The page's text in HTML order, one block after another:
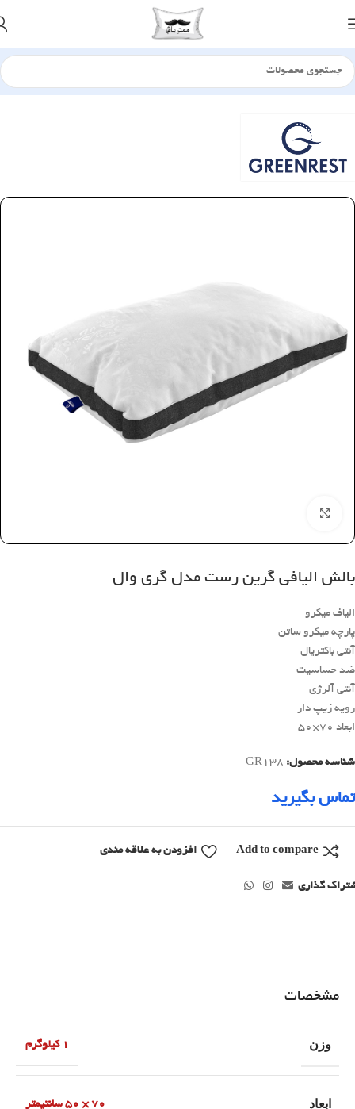
خانه بالش الیافی
بالش الیافی گرین رست مدل گری وال
الیاف میکرو
پارچه میکرو ساتن
آنتی باکتریال
ضد حساسیت
آنتی آلرژی
رویه زیپ دار
ابعاد 70×50
شناسه محصول: GR138
تماس بگیرید
Add to compare افزودن به علاقه مندی
گذاری
مشخصات
وزن 1 کیلوگرم
ابعاد 70 × 50 سانتیمتر